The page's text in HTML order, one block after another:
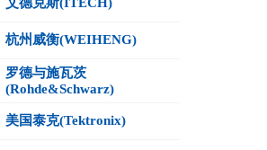
杭州威衡(WEIHENG)
罗德与施瓦茨
(Rohde&Schwarz)
美国泰克(Tektronix)